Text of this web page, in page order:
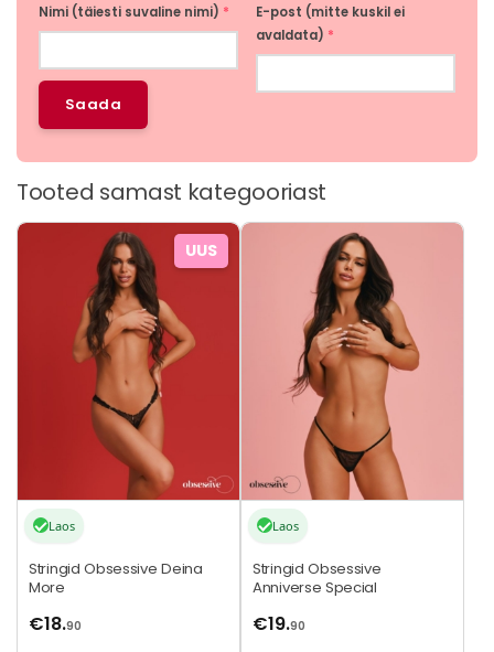
Nimi (täiesti suvaline nimi) *
E-post (mitte kuskil ei
avaldata) *
Tooted samast kategooriast
UUS
Laos
Stringid Obsessive Deina
More
€18.90
Sellel
tootelehel.
Laos
Stringid Obsessive
Anniverse Special
€19.90
Sellel
tootelehel.